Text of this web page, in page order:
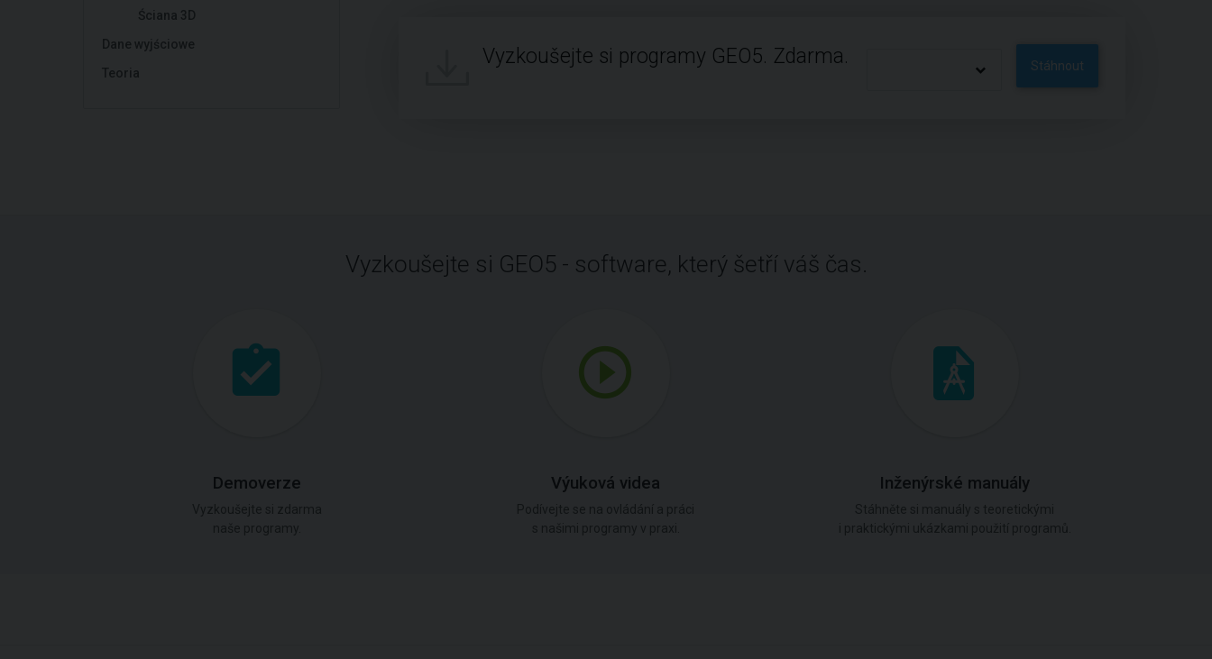
Ściana 3D
Dane wyjściowe
Teoria
Vyzkoušejte si programy GEO5. Zdarma. Stáhnout
Vyzkoušejte si GEO5 - software, který šetří váš čas.
Demoverze Výuková videa Inženýrské manuály